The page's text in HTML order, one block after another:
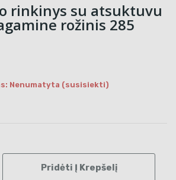
rinkinys su atsuktuvu
rožinis 285
Nenumatyta (susisiekti)
Pridėti Į Krepšelį